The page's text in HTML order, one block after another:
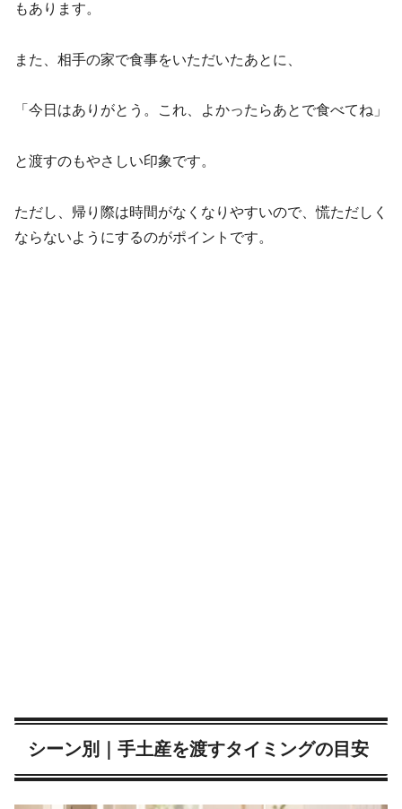
もあります。
また、相手の家で食事をいただいたあとに、
「今日はありがとう。これ、よかったらあとで食べてね」
と渡すのもやさしい印象です。
ただし、帰り際は時間がなくなりやすいので、慌ただしく
ならないようにするのがポイントです。
シーン別｜手土産を渡すタイミングの目安